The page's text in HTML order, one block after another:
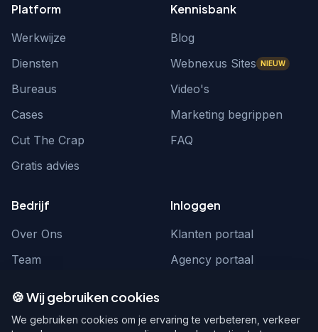
Platform
Werkwijze
Diensten
Bureaus
Cases
Cut The Crap
Gratis advies
Kennisbank
Blog
Webnexus Sites NIEUW
Video's
Marketing begrippen
FAQ
Bedrijf
Over Ons
Team
Inloggen
Klanten portaal
Agency portaal
hello@webnexus.nl
🍪 Wij gebruiken cookies
We gebruiken cookies om je ervaring te verbeteren, verkeer